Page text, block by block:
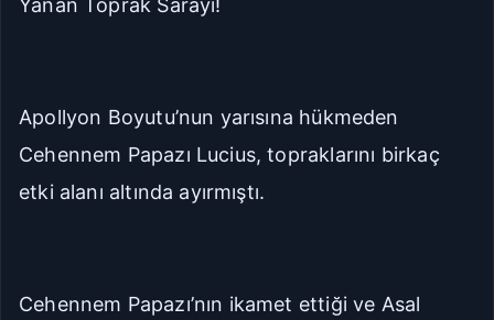
Yanan Toprak Sarayı!
Apollyon Boyutu’nun yarısına hükmeden
Cehennem Papazı Lucius, topraklarını birkaç
etki alanı altında ayırmıştı.
Cehennem Papazı’nın ikamet ettiği ve Asal